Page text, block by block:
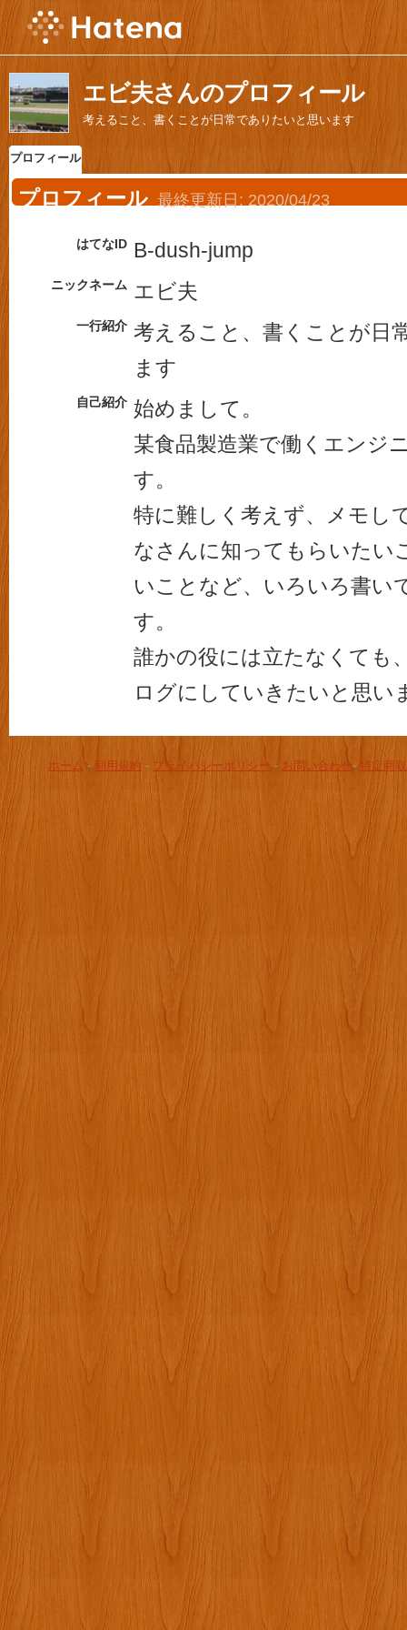
エビ夫さんのプロフィール
考えること、書くことが日常でありたいと思います
プロフィール
プロフィール 最終更新日: 2020/04/23
はてなID B-dush-jump
ニックネーム エビ夫
一行紹介 考えること、書くことが日
ます
自己紹介 始めまして。
某食品製造業で働くエンジ
す。
特に難しく考えず、メモし
なさんに知ってもらいたい
いことなど、いろいろ書い
す。
誰かの役には立たなくても
ログにしていきたいと思い
ホーム - 利用規約 - プライバシーポリシー - お問い合わせ- 特定商